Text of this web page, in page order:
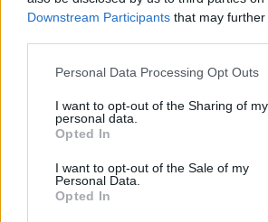
Downstream Participants that may
Personal Data Processing Opt Outs
I want to opt-out of the Sharing of my
personal data.
Opted In
I want to opt-out of the Sale of my
Personal Data.
Opted In
είναι η καλύτερη πηγή
το ανοσοποιητικό σας, αλλά
φυσικό αντικαταθλιπτικό της
την ενέργεια μέχρι τη διάθεση
μια φυσιολογική ημερήσια δόση
εξισορρόπηση σχεδόν κάθε
σώμα. Αυτό το καλοκαίρι, λοιπόν,